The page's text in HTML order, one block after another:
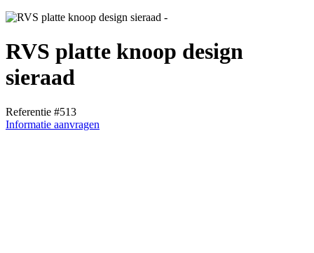
RVS platte knoop design
sieraad
Referentie #513
Informatie aanvragen